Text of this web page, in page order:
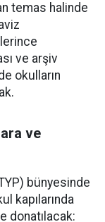
temas halinde
ve arşiv
okulların
ve
bünyesinde
kapılarında
donatılacak: